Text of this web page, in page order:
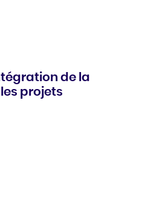
de la
projets